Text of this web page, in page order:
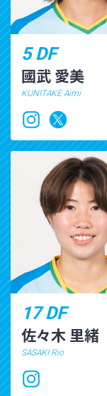
5 DF
國武 愛美
KUNITAKE Aimi
17 DF
佐々木 里緒
SASAKI Rio